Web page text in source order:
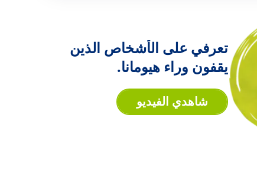
تعرفي على الأشخاص الذين
يقفون وراء هيومانا.تعرفي على الأشخاص
شاهدي الفيديو